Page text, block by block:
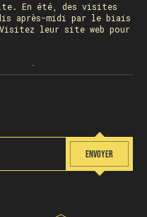
En été, des visites
après-midi par le biais
leur site web pour
ENVOYER